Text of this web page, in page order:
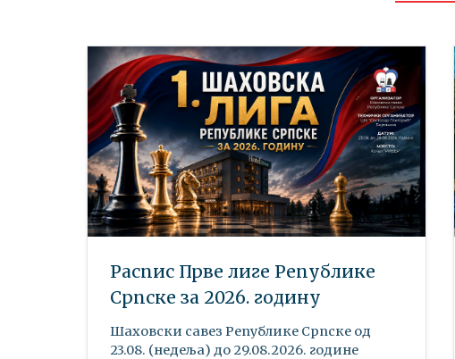
Распис Прве лиге Републике
Српске за 2026. годину
Шаховски савез Републике Српске oд
23.08. (недеља) до 29.08.2026. године